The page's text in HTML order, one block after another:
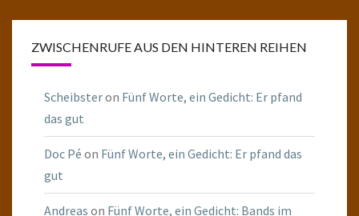
ZWISCHENRUFE AUS DEN HINTEREN REIHEN
Scheibsteron Fünf Worte, ein Gedicht: Er pfand
das gut
Doc Pé on Fünf Worte, ein Gedicht: Er pfand das
gut
Andreas on Fünf Worte, ein Gedicht: Bands im